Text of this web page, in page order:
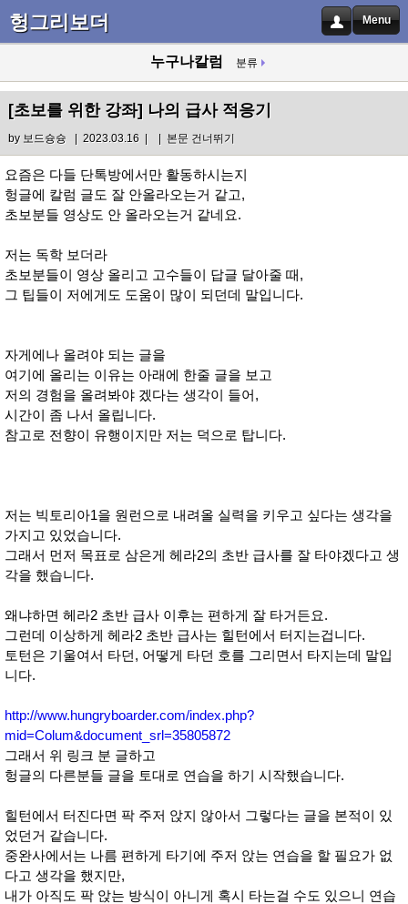
헝그리보더 Menu
누구나칼럼 분류
[초보를 위한 강좌] 나의 급사 적응기
by 보드슝슝 | 2023.03.16 | | 본문 건너뛰기
요즘은 다들 단톡방에서만 활동하시는지
헝글에 칼럼 글도 잘 안올라오는거 같고,
초보분들 영상도 안 올라오는거 같네요.
저는 독학 보더라
초보분들이 영상 올리고 고수들이 답글 달아줄 때,
그 팁들이 저에게도 도움이 많이 되던데 말입니다.
자게에나 올려야 되는 글을
여기에 올리는 이유는 아래에 한줄 글을 보고
저의 경험을 올려봐야 겠다는 생각이 들어,
시간이 좀 나서 올립니다.
참고로 전향이 유행이지만 저는 덕으로 탑니다.
저는 빅토리아1을 원런으로 내려올 실력을 키우고 싶다는 생각을
가지고 있었습니다.
그래서 먼저 목표로 삼은게 헤라2의 초반 급사를 잘 타야겠다고 생
각을 했습니다.
왜냐하면 헤라2 초반 급사 이후는 편하게 잘 타거든요.
그런데 이상하게 헤라2 초반 급사는 힐턴에서 터지는겁니다.
토턴은 기울여서 타던, 어떻게 타던 호를 그리면서 타지는데 말입
니다.
http://www.hungryboarder.com/index.php?
mid=Colum&document_srl=35805872
그래서 위 링크 분 글하고
헝글의 다른분들 글을 토대로 연습을 하기 시작했습니다.
힐턴에서 터진다면 팍 주저 앉지 않아서 그렇다는 글을 본적이 있
었던거 같습니다.
중완사에서는 나름 편하게 타기에 주저 앉는 연습을 할 필요가 없
다고 생각을 했지만,
내가 아직도 팍 앉는 방식이 아니게 혹시 타는걸 수도 있으니 연습